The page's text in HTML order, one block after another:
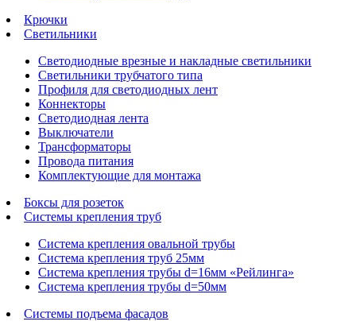
Крючки
Светильники
Светодиодные врезные и накладные светильники
Светильники трубчатого типа
Профиля для светодиодных лент
Коннекторы
Светодиодная лента
Выключатели
Трансформаторы
Провода питания
Комплектующие для монтажа
Боксы для розеток
Системы крепления труб
Система крепления овальной трубы
Система крепления труб 25мм
Система крепления трубы d=16мм «Рейлинга»
Система крепления трубы d=50мм
Системы подъема фасадов